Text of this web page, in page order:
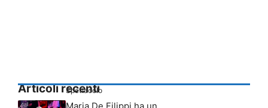
Articoli recenti
Spettacolo